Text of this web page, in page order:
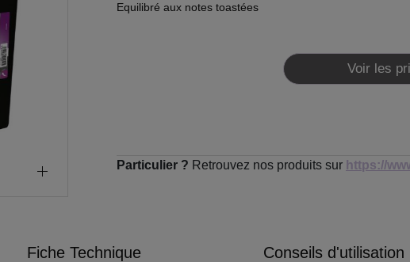
Equilibré aux notes toastées
Voir les
Particulier ? Retrouvez nos produits sur https://
Fiche Technique Conseils d'utilisation